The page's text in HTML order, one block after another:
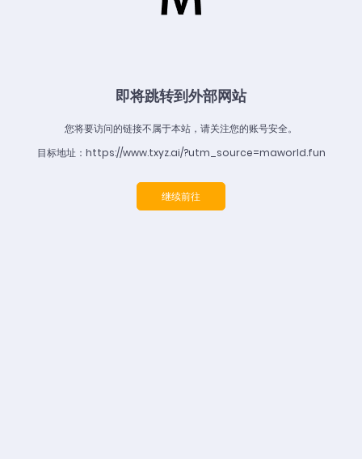
即将跳转到外部网站
您将要访问的链接不属于本站，请关注您的账号安全。
目标地址：https://www.txyz.ai/?utm_source=maworld.fun
继续前往